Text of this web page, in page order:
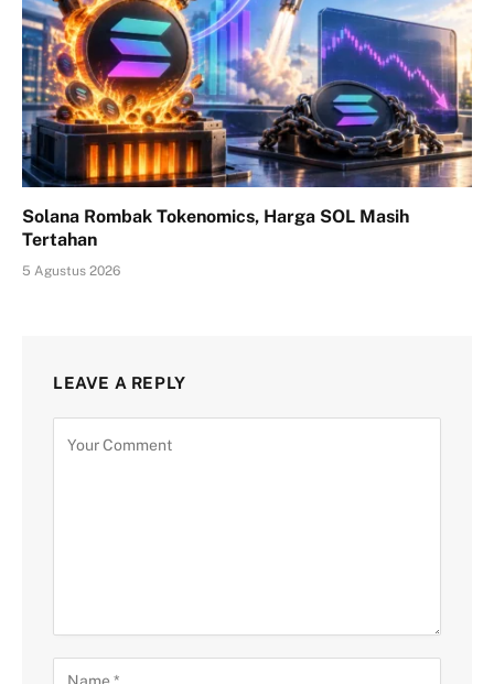
Solana Rombak Tokenomics, Harga SOL Masih
Tertahan
5 Agustus 2026
LEAVE A REPLY